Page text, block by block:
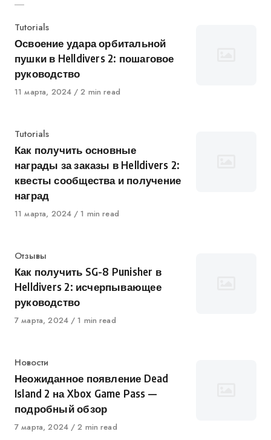
Категория
Tutorials
Освоение удара орбитальной
пушки в Helldivers 2: пошаговое
руководство
Опубликован
11 марта, 2024 2 min read
Категория
Tutorials
Как получить основные
награды за заказы в Helldivers 2:
квесты сообщества и получение
наград
Опубликован
11 марта, 2024 1 min read
Категория
Отзывы
Как получить SG-8 Punisher в
Helldivers 2: исчерпывающее
руководство
Опубликован
7 марта, 2024 1 min read
Категория
Новости
Неожиданное появление Dead
Island 2 на Xbox Game Pass —
подробный обзор
Опубликован
7 марта, 2024 2 min read